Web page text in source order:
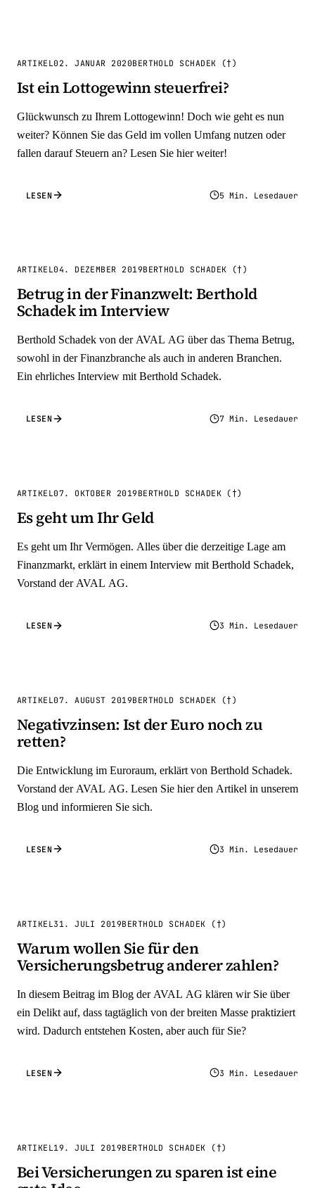
ARTIKEL 02. JANUAR 2020BERTHOLD SCHADEK (†)
Ist ein Lottogewinn steuerfrei?
Glückwunsch zu Ihrem Lottogewinn! Doch wie geht es nun
weiter? Können Sie das Geld im vollen Umfang nutzen oder
fallen darauf Steuern an? Lesen Sie hier weiter!
LESEN 5 Min. Lesedauer
ARTIKEL04. DEZEMBER 2019BERTHOLD SCHADEK (†)
Betrug in der Finanzwelt: Berthold
Schadek im Interview
Berthold Schadek von der AVAL AG über das Thema Betrug,
sowohl in der Finanzbranche als auch in anderen Branchen.
Ein ehrliches Interview mit Berthold Schadek.
LESEN 7 Min. Lesedauer
ARTIKEL07. OKTOBER 2019 BERTHOLD SCHADEK (†)
Es geht um Ihr Geld
Es geht um Ihr Vermögen. Alles über die derzeitige Lage am
Finanzmarkt, erklärt in einem Interview mit Berthold Schadek,
Vorstand der AVAL AG.
LESEN 3 Min. Lesedauer
ARTIKEL 07. AUGUST 2019BERTHOLD SCHADEK (†)
Negativzinsen: Ist der Euro noch zu
retten?
Die Entwicklung im Euroraum, erklärt von Berthold Schadek.
Vorstand der AVAL AG. Lesen Sie hier den Artikel in unserem
Blog und informieren Sie sich.
LESEN 3 Min. Lesedauer
ARTIKEL 31. JULI 2019BERTHOLD SCHADEK (†)
Warum wollen Sie für den
Versicherungsbetrug anderer zahlen?
In diesem Beitrag im Blog der AVAL AG klären wir Sie über
ein Delikt auf, dass tagtäglich von der breiten Masse praktiziert
wird. Dadurch entstehen Kosten, aber auch für Sie?
LESEN 3 Min. Lesedauer
ARTIKEL 19. JULI 2019BERTHOLD SCHADEK (†)
Bei Versicherungen zu sparen ist eine